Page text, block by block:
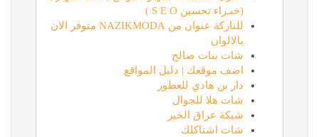
(خبـراء تحسين S E O )
للنازكة عنوان من NAZIKMODA متوفر الان
بالالوان
شات بنات صالح
اضف موقعك | دليل المواقع
دار بن هادي للعطور
شات هلا للجوال
شبكة عراق الخير
شات اشتاكلك